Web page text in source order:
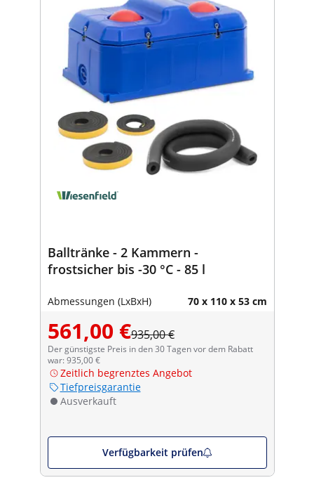
Balltränke - 2 Kammern -
frostsicher bis -30 °C - 85 l
Abmessungen (LxBxH) 70 x 110 x 53 cm
561,00 €935,00 €
Der günstigste Preis in den 30 Tagen vor dem Rabatt
war: 935,00 €
Zeitlich begrenztes Angebot
Tiefpreisgarantie
Ausverkauft
Verfügbarkeit prüfen